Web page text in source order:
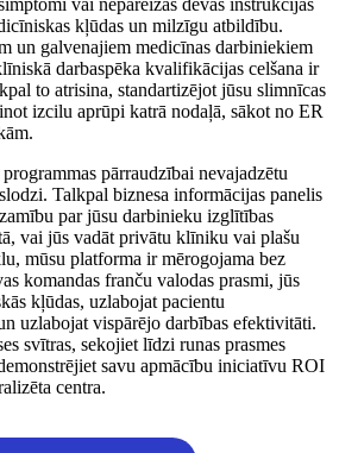
vai nepareizas devas instrukcijas
kļūdas un milzīgu atbildību.
un galvenajiem medicīnas darbiniekiem
darbaspēka kvalifikācijas celšana ir
to atrisina, standartizējot jūsu slimnīcas
izcilu aprūpi katrā nodaļā, sākot no ER
pārraudzībai nevajadzētu
Talkpal biznesa informācijas panelis
par jūsu darbinieku izglītības
vai jūs vadāt privātu klīniku vai plašu
mūsu platforma ir mērogojama bez
komandas franču valodas prasmi, jūs
kļūdas, uzlabojat pacientu
uzlabojat vispārējo darbības efektivitāti.
svītras, sekojiet līdzi runas prasmes
savu apmācību iniciatīvu ROI
centra.